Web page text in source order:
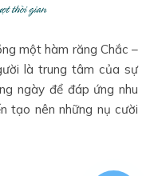
một hàm răng Chắc –
là trung tâm của sự
ngày để đáp ứng nhu
tạo nên những nụ cười